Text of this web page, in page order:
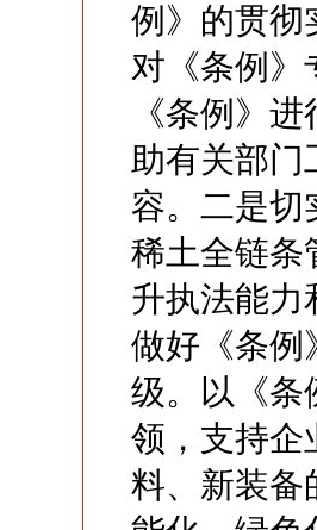
例》的贯彻
对《条例》
《条例》
助有关部门
容。二是切
稀土全链条
升执法能力
做好《条例
级。以《条
领，支持企
料、新装备